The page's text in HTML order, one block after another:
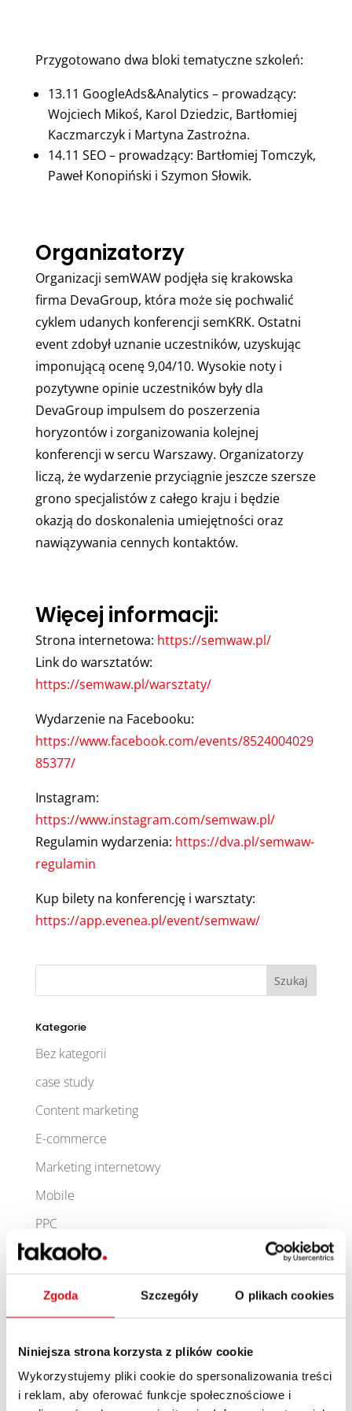
Zgoda Szczegóły O plikach cookies
Niniejsza strona korzysta z plików cookie
Wykorzystujemy pliki cookie do spersonalizowania treści
i reklam, aby oferować funkcje społecznościowe i
Przygotowano dwa bloki tematyczne szkoleń:
13.11 GoogleAds&Analytics – prowadzący:
Wojciech Mikoś, Karol Dziedzic, Bartłomiej
Kaczmarczyk i Martyna Zastrożna.
14.11 SEO – prowadzący: Bartłomiej Tomczyk,
Paweł Konopiński i Szymon Słowik.
Organizatorzy
Organizacji semWAW podjęła się krakowska
firma DevaGroup, która może się pochwalić
cyklem udanych konferencji semKRK. Ostatni
event zdobył uznanie uczestników, uzyskując
imponującą ocenę 9,04/10. Wysokie noty i
pozytywne opinie uczestników były dla
DevaGroup impulsem do poszerzenia
horyzontów i zorganizowania kolejnej
konferencji w sercu Warszawy. Organizatorzy
liczą, że wydarzenie przyciągnie jeszcze szersze
grono specjalistów z całego kraju i będzie
okazją do doskonalenia umiejętności oraz
nawiązywania cennych kontaktów.
Więcej informacji:
Strona internetowa: https://semwaw.pl/
Link do warsztatów:
https://semwaw.pl/warsztaty/
Wydarzenie na Facebooku:
https://www.facebook.com/events/8524004029
85377/
Instagram:
https://www.instagram.com/semwaw.pl/
Regulamin wydarzenia: https://dva.pl/semwaw-
regulamin
Kup bilety na konferencję i warsztaty:
https://app.evenea.pl/event/semwaw/
Kategorie
Bez kategorii
case study
Content marketing
E-commerce
Marketing internetowy
Mobile
PPC
SEO
Ostatnie wpisy
SEO w czasach AIO – jak w takaoto budujemy
przewagę już dziś
Rola sygnałów behawioralnych w pozycjonowaniu